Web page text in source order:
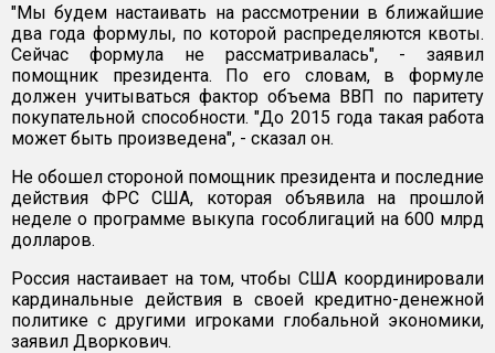
"Мы будем настаивать на рассмотрении в ближайшие
два года формулы, по которой распределяются квоты.
Сейчас формула не рассматривалась", - заявил
помощник президента. По его словам, в формуле
должен учитываться фактор объема ВВП по паритету
покупательной способности. "До 2015 года такая работа
может быть произведена", - сказал он.
Не обошел стороной помощник президента и последние
действия ФРС США, которая объявила на прошлой
неделе о программе выкупа гособлигаций на 600 млрд
долларов.
Россия настаивает на том, чтобы США координировали
кардинальные действия в своей кредитно-денежной
политике с другими игроками глобальной экономики,
заявил Дворкович.